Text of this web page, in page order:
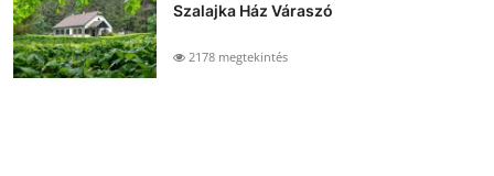
Szalajka Ház Váraszó
2178 megtekintés